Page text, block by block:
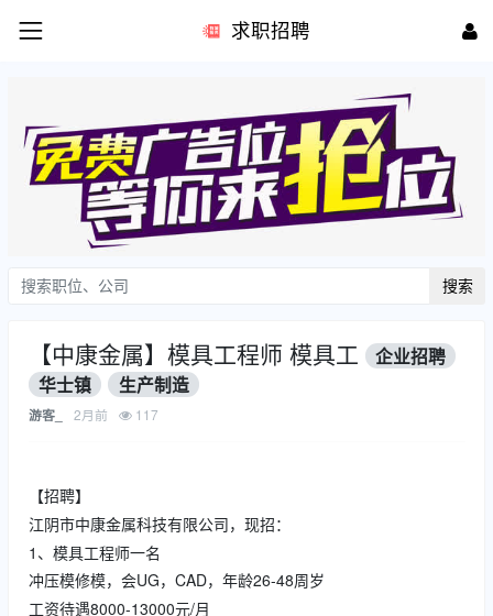
求职招聘
搜索
【中康金属】模具工程师 模具工
企业招聘
华士镇
生产制造
游客_ 2月前 117
【招聘】
江阴市中康金属科技有限公司，现招：
1、模具工程师一名
冲压模修模，会UG，CAD，年龄26-48周岁
工资待遇8000-13000元/月